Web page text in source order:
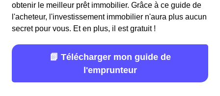
obtenir le meilleur prêt immobilier. Grâce à ce guide de
l'acheteur, l'investissement immobilier n'aura plus aucun
secret pour vous. Et en plus, il est gratuit !
📗 Télécharger mon guide de
l'emprunteur